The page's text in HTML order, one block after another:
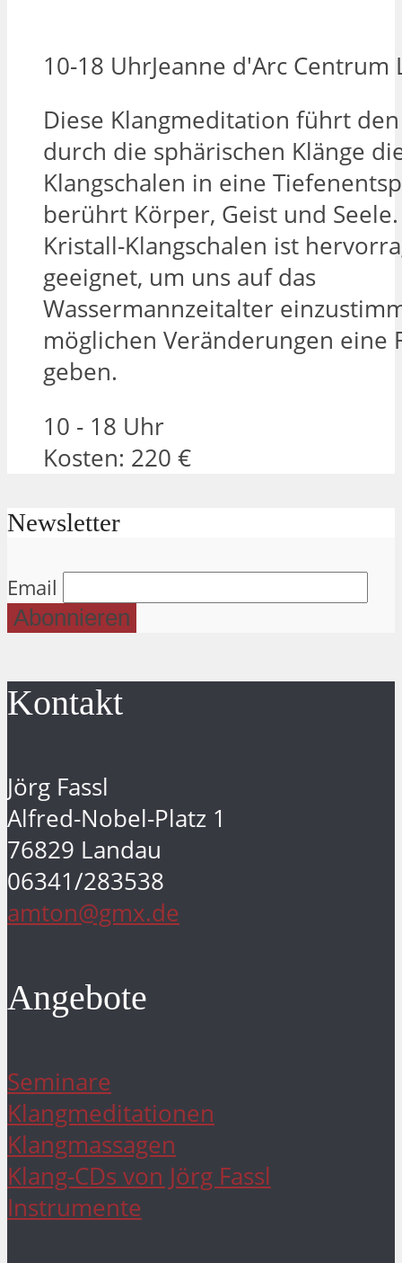
10-18 UhrJeanne d'Arc Centrum
Diese Klangmeditation führt
durch die sphärischen Klänge
Klangschalen in eine
berührt Körper, Geist und
Kristall-Klangschalen ist
geeignet, um uns auf das
Wassermannzeitalter
möglichen Veränderungen eine
geben.
10 - 18 Uhr
Kosten: 220 €
Newsletter
Email
Kontakt
Jörg Fassl
Alfred-Nobel-Platz 1
76829 Landau
06341/283538
amton@gmx.de
Angebote
Seminare
Klangmeditationen
Klangmassagen
Klang-CDs von Jörg Fassl
Instrumente